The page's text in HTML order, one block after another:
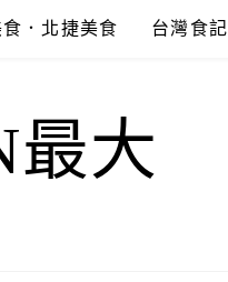
．北捷美食 台灣食記
最大